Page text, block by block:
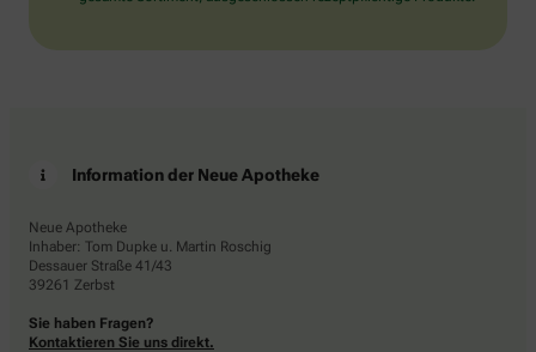
Information der Neue Apotheke
Neue Apotheke
Inhaber: Tom Dupke u. Martin Roschig
Dessauer Straße 41/43
39261 Zerbst
Sie haben Fragen?
Kontaktieren Sie uns direkt.